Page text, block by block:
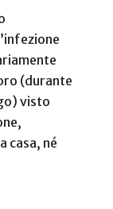
(durante
visto
casa, né